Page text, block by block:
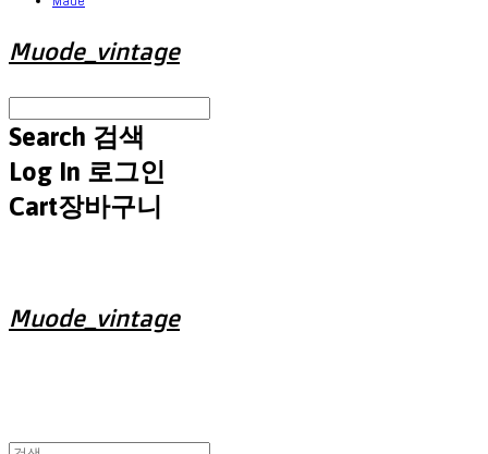
Muode_vintage
Search 검색
Log In 로그인
Cart장바구니
Muode_vintage